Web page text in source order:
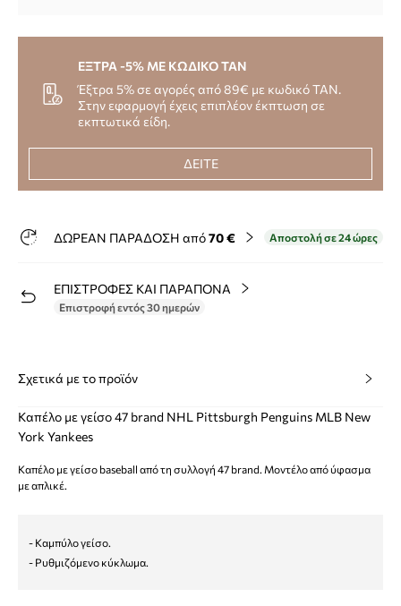
ΕΞΤΡΑ -5% ΜΕ ΚΩΔΙΚΟ TAN
Έξτρα 5% σε αγορές από 89€ με κωδικό TAN.
Στην εφαρμογή έχεις επιπλέον έκπτωση σε
εκπτωτικά είδη.
ΔΕΙΤΕ
ΔΩΡΕΑΝ ΠΑΡΑΔΟΣΗ από70 € Αποστολή σε 24 ώρες
ΕΠΙΣΤΡΟΦΕΣ ΚΑΙ ΠΑΡΑΠΟΝΑ
Επιστροφή εντός 30 ημερών
Σχετικά με το προϊόν
Καπέλο με γείσο 47 brand NHL Pittsburgh Penguins MLB New
York Yankees
Καπέλο με γείσο baseball από τη συλλογή 47 brand. Μοντέλο από ύφασμα
με απλικέ.
- Καμπύλο γείσο.
- Ρυθμιζόμενο κύκλωμα.